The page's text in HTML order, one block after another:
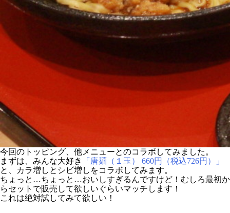
今回のトッピング、他メニューとのコラボしてみました。
まずは、みんな大好き
「唐麺（１玉） 660円（税込726円）」
と、カラ増しとシビ増しをコラボしてみます。
ちょっと…ちょっと…おいしすぎるんですけど！むしろ最初か
らセットで販売して欲しいぐらいマッチします！
これは絶対試してみて欲しい！